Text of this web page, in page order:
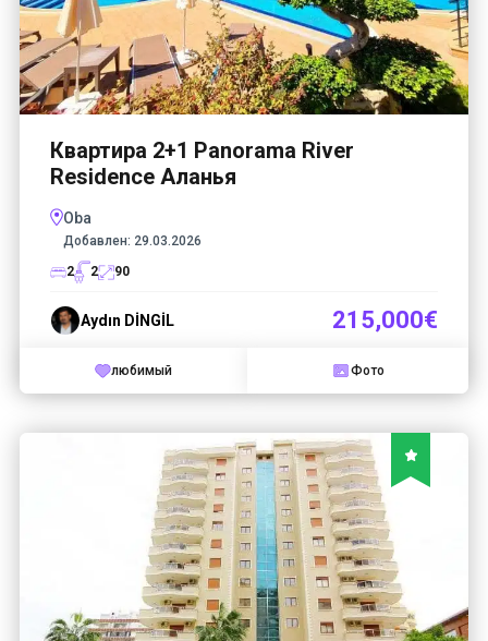
Квартира 2+1 Panorama River
Residence Аланья
Oba
Добавлен: 29.03.2026
2
2 90
Aydın DİNGİL 215,000€
любимый Фото